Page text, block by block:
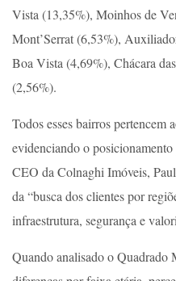
Vista (13,35%), Moinhos de
Mont’Serrat (6,53%),
Boa Vista (4,69%), Chácara
(2,56%).
Todos esses bairros pertencem
evidenciando o
CEO da Colnaghi Imóveis,
da “busca dos clientes por
infraestrutura, segurança e
Quando analisado o Quadrado